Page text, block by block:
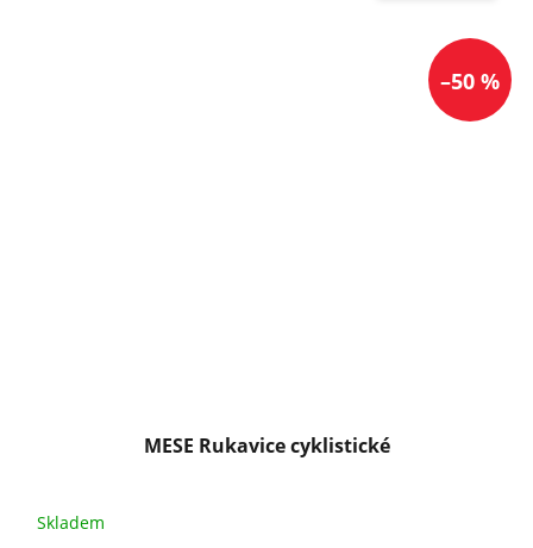
–50 %
MESE Rukavice cyklistické
Skladem